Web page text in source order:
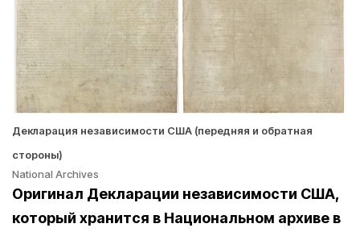
Декларация независимости США (передняя и обратная
стороны)
National Archives
Оригинал Декларации независимости США,
который хранится в Национальном архиве в